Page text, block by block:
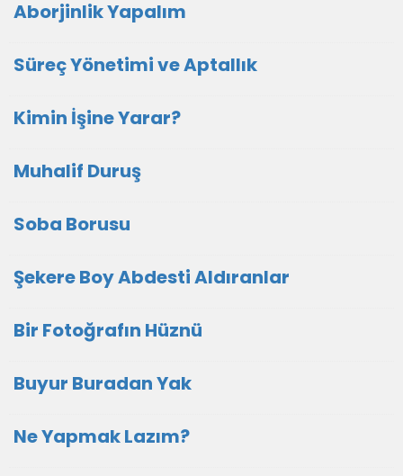
Aborjinlik Yapalım
Süreç Yönetimi ve Aptallık
Kimin İşine Yarar?
Muhalif Duruş
Soba Borusu
Şekere Boy Abdesti Aldıranlar
Bir Fotoğrafın Hüznü
Buyur Buradan Yak
Ne Yapmak Lazım?